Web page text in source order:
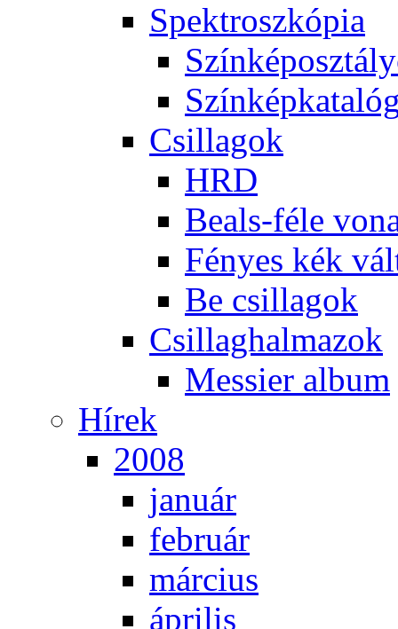
Spekt­rosz­kó­pia
Csil­la­gok
HRD
Be­als-fé­le
Fé­nyes kék
Be csil­la­gok
Csil­lag­hal­ma­zok
Mes­si­er al­bum
Hí­rek
2008
ja­nu­ár
feb­ru­ár
már­ci­us
áp­ri­lis